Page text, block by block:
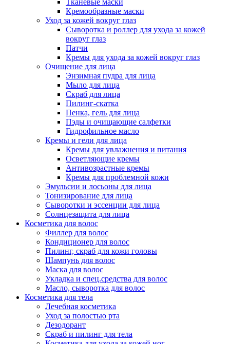
Тканевые маски
Кремообразные маски
Уход за кожей вокруг глаз
Сыворотка и роллер для ухода за кожей
вокруг глаз
Патчи
Кремы для ухода за кожей вокруг глаз
Очищение для лица
Энзимная пудра для лица
Мыло для лица
Скраб для лица
Пилинг-скатка
Пенка, гель для лица
Пэды и очищающие салфетки
Гидрофильное масло
Кремы и гели для лица
Кремы для увлажнения и питания
Осветляющие кремы
Антивозрастные кремы
Кремы для проблемной кожи
Эмульсии и лосьоны для лица
Тонизирование для лица
Сыворотки и эссенции для лица
Солнцезащита для лица
Косметика для волос
Филлер для волос
Кондиционер для волос
Пилинг, скраб для кожи головы
Шампунь для волос
Маска для волос
Укладка и спец.средства для волос
Масло, сыворотка для волос
Косметика для тела
Лечебная косметика
Уход за полостью рта
Дезодорант
Скраб и пилинг для тела